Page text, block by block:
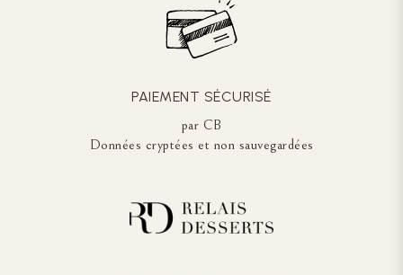
PAIEMENT SÉCURISÉ
par CB
Données cryptées et non sauvegardées